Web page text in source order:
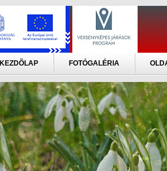
KEZDÕLAP FOTÓGALÉRIA